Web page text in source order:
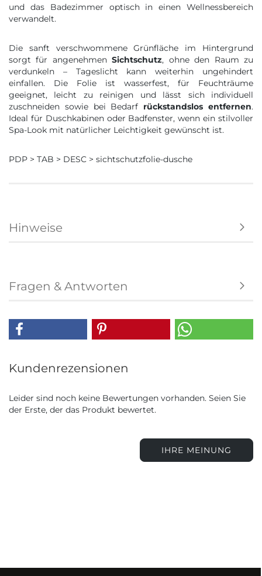
und das Badezimmer optisch in einen Wellnessbereich
verwandelt.
Die sanft verschwommene Grünfläche im Hintergrund
sorgt für angenehmenSichtschutz, ohne den Raum zu
verdunkeln – Tageslicht kann weiterhin ungehindert
einfallen. Die Folie ist wasserfest, für Feuchträume
geeignet, leicht zu reinigen und lässt sich individuell
zuschneiden sowie bei Bedarf rückstandslos entfernen.
Ideal für Duschkabinen oder Badfenster, wenn ein stilvoller
Spa-Look mit natürlicher Leichtigkeit gewünscht ist.
PDP > TAB > DESC > sichtschutzfolie-dusche
Hinweise
Fragen & Antworten
Kundenrezensionen
Leider sind noch keine Bewertungen vorhanden. Seien Sie
der Erste, der das Produkt bewertet.
IHRE MEINUNG